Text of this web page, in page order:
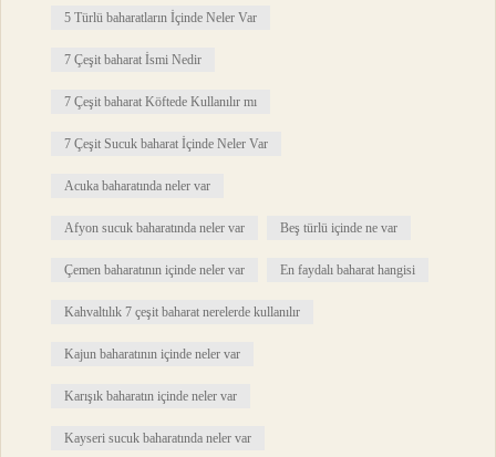
5 Türlü baharatların İçinde Neler Var
7 Çeşit baharat İsmi Nedir
7 Çeşit baharat Köftede Kullanılır mı
7 Çeşit Sucuk baharat İçinde Neler Var
Acuka baharatında neler var
Afyon sucuk baharatında neler var Beş türlü içinde ne var
Çemen baharatının içinde neler var En faydalı baharat hangisi
Kahvaltılık 7 çeşit baharat nerelerde kullanılır
Kajun baharatının içinde neler var
Karışık baharatın içinde neler var
Kayseri sucuk baharatında neler var